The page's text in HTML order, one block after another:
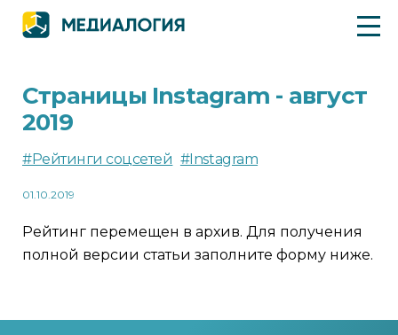
Страницы Instagram - август
2019
#Рейтинги соцсетей #Instagram
01.10.2019
Рейтинг перемещен в архив. Для получения
полной версии статьи заполните форму ниже.